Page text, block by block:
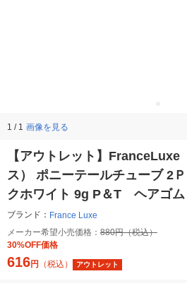
1 / 1 画像を見る
【アウトレット】FranceLuxe
ス） ポニーテールチューブ 2
クホワイト 9g P＆T ヘアゴム
ブランド： France Luxe
メーカー希望小売価格： 880円（税込）
30%OFF価格
616円 （税込） アウトレット